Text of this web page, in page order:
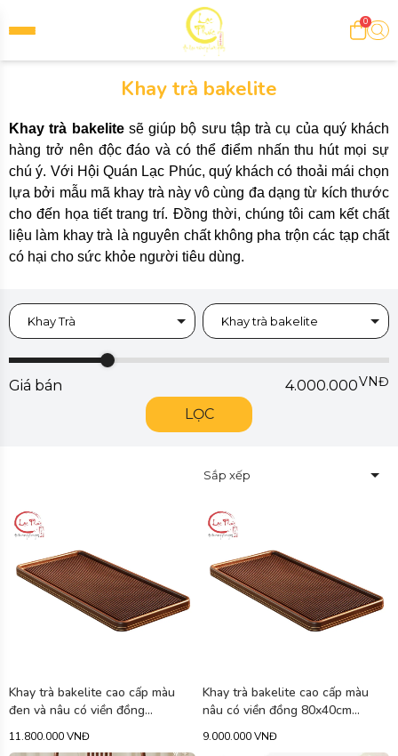
0
Khay trà bakelite
Khay trà bakelitesẽ giúp bộ sưu tập trà cụ của quý khách
hàng trở nên độc đáo và có thể điểm nhấn thu hút mọi sự
chú ý. Với Hội Quán Lạc Phúc, quý khách có thoải mái chọn
lựa bởi mẫu mã khay trà này vô cùng đa dạng từ kích thước
cho đến họa tiết trang trí. Đồng thời, chúng tôi cam kết chất
liệu làm khay trà là nguyên chất không pha trộn các tạp chất
có hại cho sức khỏe người tiêu dùng.
Khay Trà Khay trà bakelite
Giá bán 4.000.000VNĐ
LỌC
Sắp xếp
Khay trà bakelite cao cấp màu
đen và nâu có viền đồng
100x50cm KBL01
11.800.000 VNĐ
Khay trà bakelite cao cấp màu
nâu có viền đồng 80x40cm
KBL02
9.000.000 VNĐ